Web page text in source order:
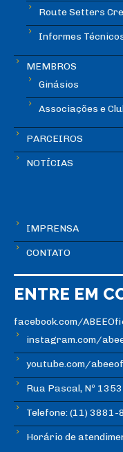
Route Setters
Informes
MEMBROS
Ginásios
Associações e
PARCEIROS
NOTÍCIAS
IMPRENSA
CONTATO
ENTRE EM
facebook.com/
instagram.com/
youtube.com/
Rua Pascal, Nº
Telefone: (11) 3881-
Horário de